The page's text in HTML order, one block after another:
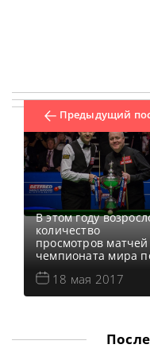
Предыдущий
В этом году
количество
просмотров матчей
чемпионата мира
снукеру. Турнир
завершился 1 мая
после 17 дней
просмотров возросло
как на канале BBC,
18 мая 2017